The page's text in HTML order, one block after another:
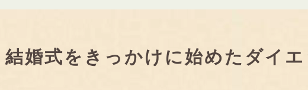
結婚式をきっかけに始めたダイ